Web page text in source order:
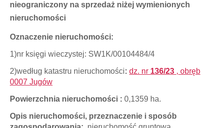
nieograniczony na sprzedaż niżej wymienionych
nieruchomości
Oznaczenie nieruchomości:
1)nr księgi wieczystej: SW1K/00104484/4
2)według katastru nieruchomości: dz. nr 136/23 , obręb
0007 Jugów
Powierzchnia nieruchomości : 0,1359 ha.
Opis nieruchomości, przeznaczenie i sposób